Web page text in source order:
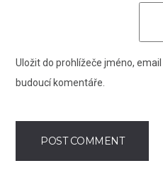
Uložit do prohlížeče jméno,
budoucí komentáře.